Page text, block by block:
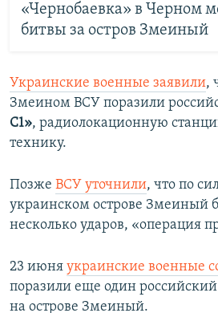
«Чернобаевка» в Черном
битвы за остров Змеиный
Украинские военные заявили,
Змеином ВСУ поразили
С1», радиолокационную
технику.
Позже ВСУ уточнили, что по
украинском острове Змеиный
несколько ударов, «операция
23 июня украинские военные
поразили еще один
на острове Змеиный.